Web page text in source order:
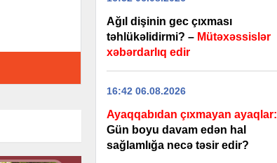
Ağıl dişinin gec çıxması
təhlükəlidirmi? – Mütəxəssislər
xəbərdarlıq edir
16:42 06.08.2026
Ayaqqabıdan çıxmayan ayaqlar:
Gün boyu davam edən hal
sağlamlığa necə təsir edir?